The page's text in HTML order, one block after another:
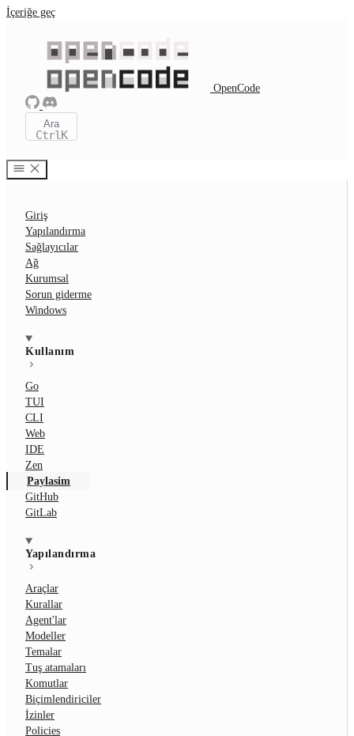
İçeriğe geç
OpenCode
Ara
CtrlK
Giriş
Yapılandırma
Sağlayıcılar
Ağ
Kurumsal
Sorun giderme
Windows
Kullanım
Go
TUI
CLI
Web
IDE
Zen
Paylasim
GitHub
GitLab
Yapılandırma
Araçlar
Kurallar
Agent'lar
Modeller
Temalar
Tuş atamaları
Komutlar
Biçimlendiriciler
İzinler
Policies